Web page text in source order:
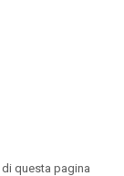
questa pagina